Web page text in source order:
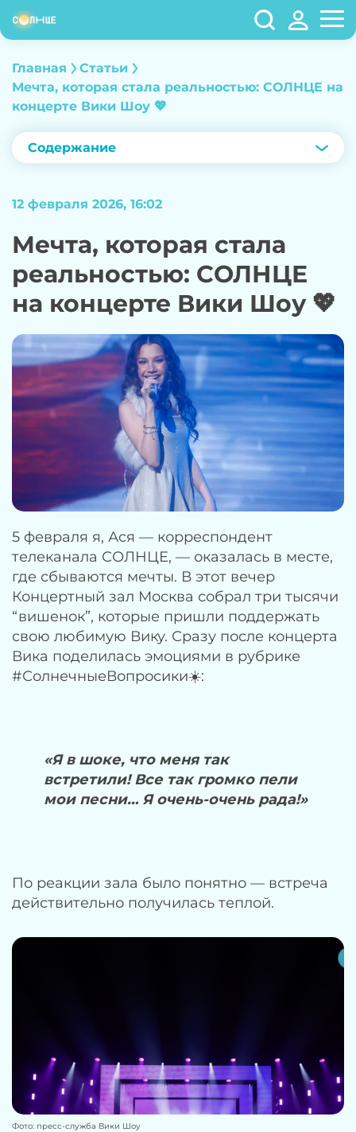
Главная
Статьи
Мечта, которая стала реальностью: СОЛНЦЕ на
концерте Вики Шоу 💖
Содержание
12 февраля 2026, 16:02
Мечта, которая стала
реальностью: СОЛНЦЕ
на концерте Вики Шоу 💖
5 февраля я, Ася — корреспондент
телеканала СОЛНЦЕ, — оказалась в месте,
где сбываются мечты. В этот вечер
Концертный зал Москва собрал три тысячи
“вишенок”, которые пришли поддержать
свою любимую Вику. Сразу после концерта
Вика поделилась эмоциями в рубрике
#СолнечныеВопросики☀️:
«Я в шоке, что меня так
встретили! Все так громко пели
мои песни… Я очень-очень рада!»
По реакции зала было понятно — встреча
действительно получилась теплой.
Фото: пресс-служба Вики Шоу